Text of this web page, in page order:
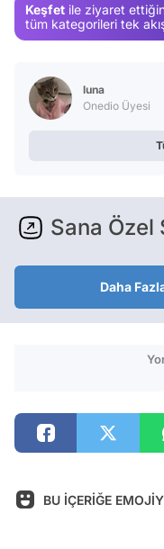
Keşfet ile ziyaret
tüm kategorileri tek
luna
Onedio Üyesi
Sana Özel
Daha
BU İÇERİĞE